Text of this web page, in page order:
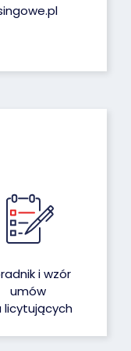
i wzór
umów
licytujących